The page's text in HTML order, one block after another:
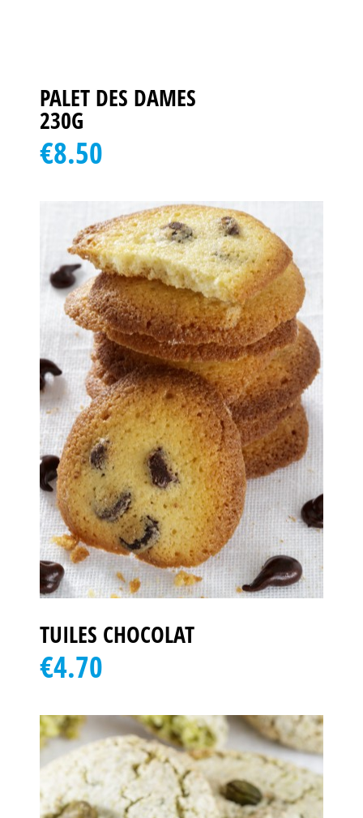
PALET DES DAMES
230G
€8.50
TUILES CHOCOLAT
€4.70